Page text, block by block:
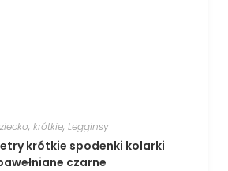
, krótkie, Legginsy
krótkie spodenki kolarki
czarne